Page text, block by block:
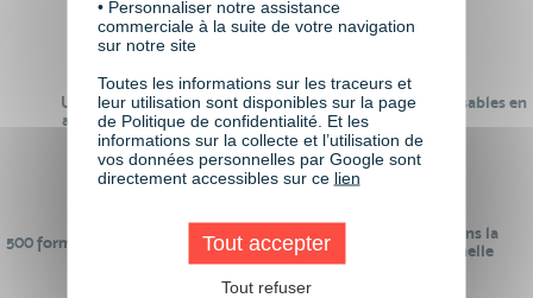
Un réseau de 22 000
anciens participants
100% des formations réalisables en
digital learning
500 formations pour se préparer au
monde de demain
24 ans d'expérience dans la
formation professionnelle
• Personnaliser notre assistance
commerciale à la suite de votre navigation
sur notre site
Toutes les informations sur les traceurs et
leur utilisation sont disponibles sur la page
de Politique de confidentialité. Et les
informations sur la collecte et l’utilisation de
vos données personnelles par Google sont
directement accessibles sur ce lien
Tout accepter
Tout refuser